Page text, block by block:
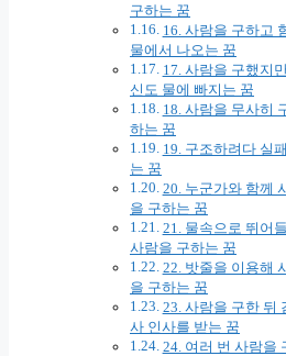
구하는 꿈
16. 사람을 구하고
물에서 나오는 꿈
17. 사람을 구했지
신도 물에 빠지는 꿈
18. 사람을 무사히
하는 꿈
19. 구조하려다 실
는 꿈
20. 누군가와 함께
을 구하는 꿈
21. 물속으로 뛰어
사람을 구하는 꿈
22. 밧줄을 이용해
을 구하는 꿈
23. 사람을 구한 뒤
사 인사를 받는 꿈
24. 여러 번 사람을